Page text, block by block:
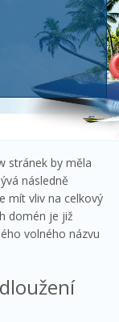
stránek by měla
následně
mít vliv na celkový
domén je již
volného názvu